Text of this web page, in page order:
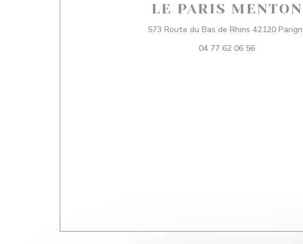
LE PARIS MENTON
573 Route du Bas de Rhins 42120
04 77 62 06 56